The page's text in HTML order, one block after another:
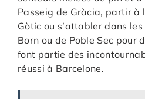
Passeig de Gràcia, partir à
Gòtic ou s’attabler dans
Born ou de Poble Sec pour
font partie des
réussi à Barcelone.